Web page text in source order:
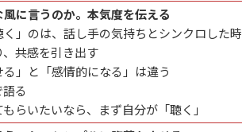
に言うのか。本気度を伝える
く」のは、話し手の気持ちとシンクロした時
、共感を引き出す
る」と「感情的になる」は違う
る
もらいたいなら、まず自分が「聴く」